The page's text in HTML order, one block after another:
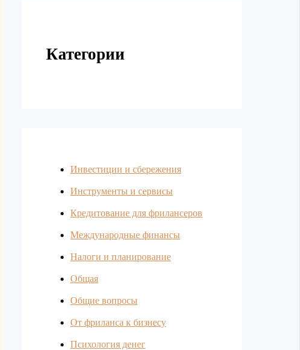
Категории
Инвестиции и сбережения
Инструменты и сервисы
Кредитование для фрилансеров
Международные финансы
Налоги и планирование
Общая
Общие вопросы
От фриланса к бизнесу
Психология денег